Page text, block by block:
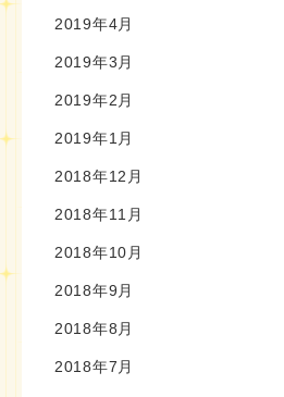
2019年4月
2019年3月
2019年2月
2019年1月
2018年12月
2018年11月
2018年10月
2018年9月
2018年8月
2018年7月